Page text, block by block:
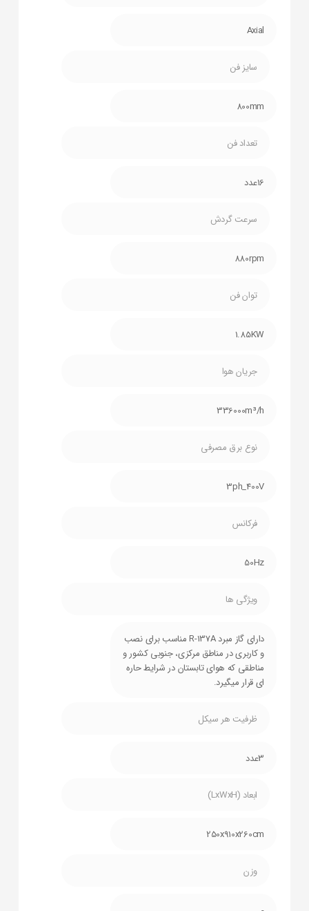
Axial
سایز فن
800mm
تعداد فن
16عدد
سرعت گردش
880rpm
توان فن
1.85KW
جریان هوا
336000m³/h
نوع برق مصرفی
3ph_400V
فرکانس
50Hz
ویژگی ها
دارای گاز مبرد R-137A مناسب برای نصب
و کاربری در مناطق مرکزی، جنوبی کشور و
مناطقی که هوای تابستان در شرایط حاره
ای قرار میگیرد.
ظرفیت هر سیکل
3عدد
ابعاد (LxWxH)
250x910x260cm
وزن